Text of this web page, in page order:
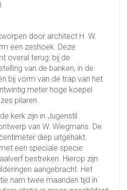
door architect H. W.
een zeshoek. Deze
overal terug: bij de
van de banken, in de
bij vorm van de trap van het
meter hoge koepel
pilaren.
kerk zijn in Jugenstil
van W. Wiegmans. De
diep uitgehakt.
een speciale specie
bestreken. Hierop zijn
aangebracht. Het
nam twee maanden tijd in